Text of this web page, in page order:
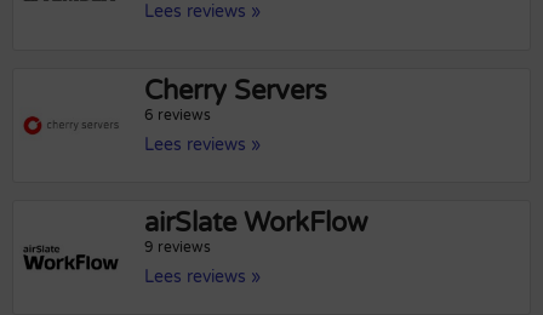
Lees reviews »
Cherry Servers
6 reviews
Lees reviews »
airSlate WorkFlow
9 reviews
Lees reviews »